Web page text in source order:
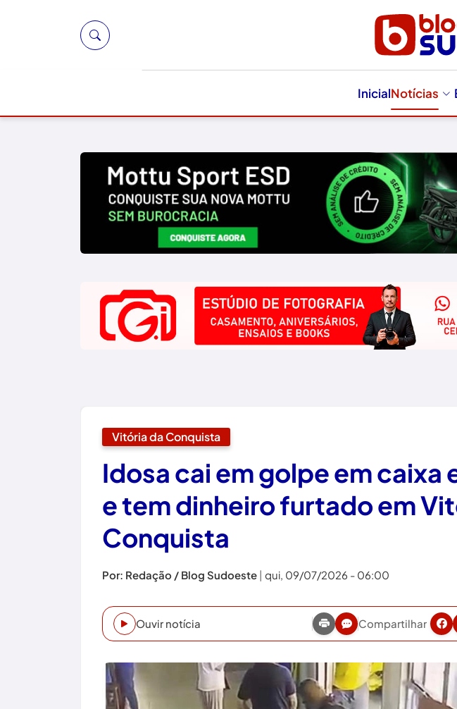
InicialNotícias
Vitória da Conquista
Idosa cai em golpe em caixa
e tem dinheiro furtado em
Conquista
Por: Redação / Blog Sudoeste | qui, 09/07/2026 - 06:00
Ouvir notícia Compartilhar